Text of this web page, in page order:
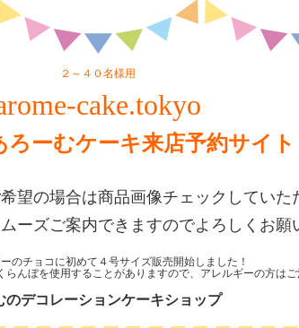
２～４０名様用
cake.tokyo
ろーむケーキ来店予約サイト
望の場合は商品画像チェックしていた
ーズご案内できますのでよろしくお願
のチョコに初めて４号サイズ販売開始しました！
らんぼを使用することがありますので、アレルギーの方は
のデコレーションケーキショップ